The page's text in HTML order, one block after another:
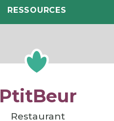
RESSOURCES
PtitBeur
Restaurant